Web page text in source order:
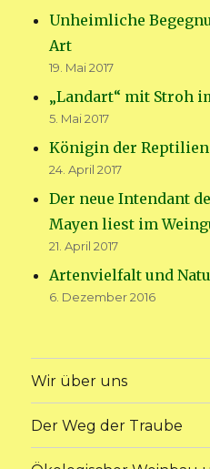
Unheimliche
Art
19. Mai 2017
„Landart“ mit Stroh
5. Mai 2017
Königin der Reptilien
24. April 2017
Der neue Intendant
Mayen liest im
21. April 2017
Artenvielfalt und
6. Dezember 2016
Wir über uns
Der Weg der Traube